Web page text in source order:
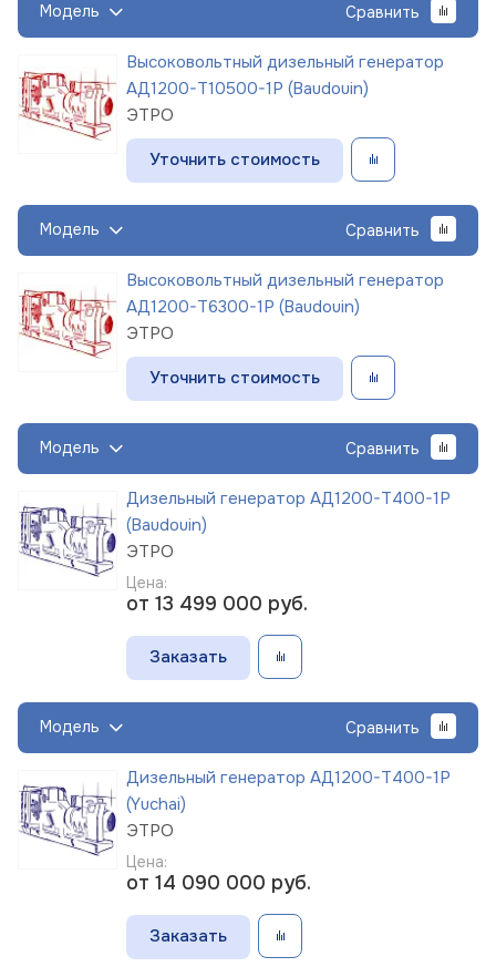
Модель Сравнить
Высоковольтный дизельный генератор
АД1200-Т10500-1Р (Baudouin)
ЭТРО
Уточнить стоимость
Модель Сравнить
Высоковольтный дизельный генератор
АД1200-Т6300-1Р (Baudouin)
ЭТРО
Уточнить стоимость
Модель Сравнить
Дизельный генератор АД1200-Т400-1Р
(Baudouin)
ЭТРО
Цена:
от 13 499 000 руб.
Заказать
Модель Сравнить
Дизельный генератор АД1200-Т400-1Р
(Yuchai)
ЭТРО
Цена:
от 14 090 000 руб.
Заказать